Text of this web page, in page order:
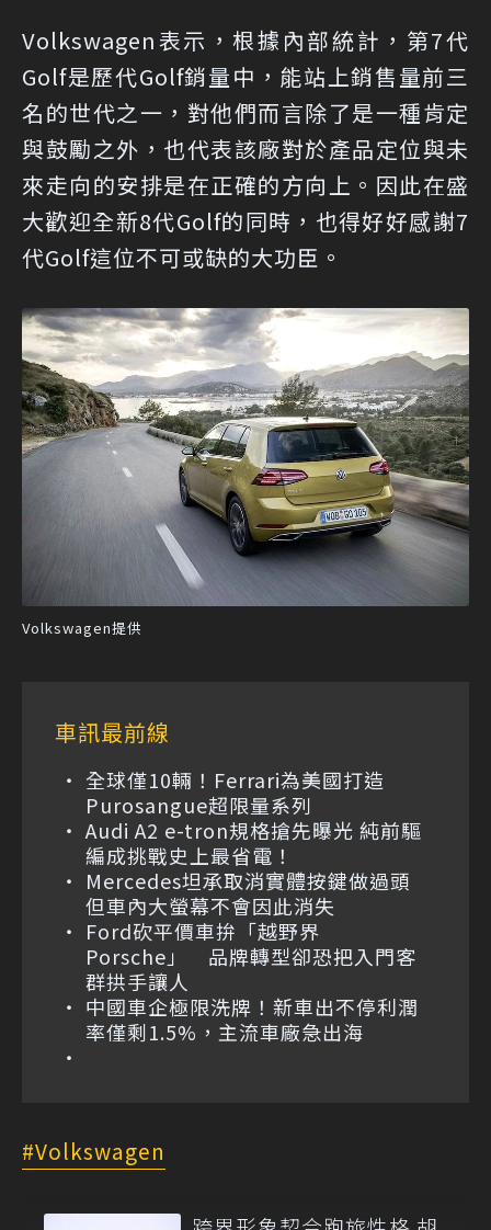
Volkswagen表示，根據內部統計，第7代
Golf是歷代Golf銷量中，能站上銷售量前三
名的世代之一，對他們而言除了是一種肯定
與鼓勵之外，也代表該廠對於產品定位與未
來走向的安排是在正確的方向上。因此在盛
大歡迎全新8代Golf的同時，也得好好感謝7
代Golf這位不可或缺的大功臣。
Volkswagen提供
車訊最前線
全球僅10輛！Ferrari為美國打造
Purosangue超限量系列
Audi A2 e-tron規格搶先曝光 純前驅
編成挑戰史上最省電！
Mercedes坦承取消實體按鍵做過頭
但車內大螢幕不會因此消失
Ford砍平價車拚「越野界
Porsche」 品牌轉型卻恐把入門客
群拱手讓人
中國車企極限洗牌！新車出不停利潤
率僅剩1.5%，主流車廠急出海
Volkswagen